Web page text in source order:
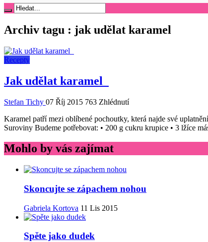
Archiv tagu : jak udělat karamel
Recepty
Jak udělat karamel
Stefan Tichy 07 Říj 2015 763 Zhlédnutí
Karamel patří mezi oblíbené pochoutky, která najde své
Suroviny Budeme potřebovat: • 200 g cukru krupice • 3 lžíce
Mohlo by vás zajímat
Skoncujte se zápachem nohou
Gabriela Kortova 11 Lis 2015
Spěte jako dudek